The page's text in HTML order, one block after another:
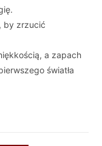
by zrzucić
a zapach
światła